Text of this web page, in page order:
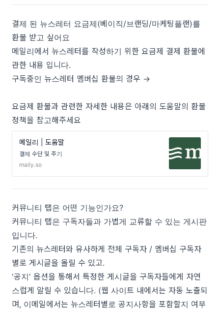
결제 된 뉴스레터 요금제(베이직/브랜딩/마케팅플랜)를
환불 받고 싶어요
메일리에서 뉴스레터를 작성하기 위한 요금제 결제 환불에
관한 내용 입니다.
구독중인 뉴스레터 멤버십 환불의 경우 →
요금제 환불과 관련한 자세한 내용은 아래의 도움말의 환불
정책을 참고해주세요
메일리 | 도움말
결제 수단 및 주기
maily.so
커뮤니티 탭은 어떤 기능인가요?
커뮤니티 탭은 구독자들과 가볍게 교류할 수 있는 게시판
입니다.
기존의 뉴스레터와 유사하게 전체 구독자 / 멤버십 구독자
별로 게시글을 올릴 수 있고.
'공지' 옵션을 통해서 특정한 게시글을 구독자들에게 자연
스럽게 알릴 수 있습니다. (웹 사이트 내에서는 자동 노출되
며, 이메일에서는 뉴스레터별로 공지사항을 포함할지 여부